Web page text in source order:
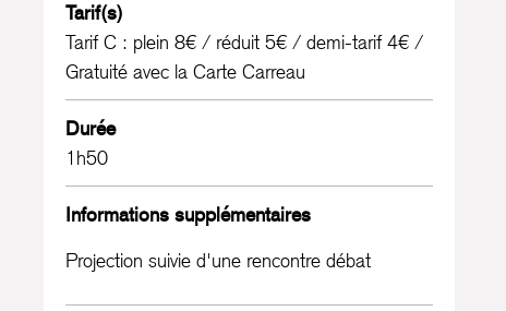
Tarif(s)
Tarif C : plein 8€ / réduit 5€ / demi-tarif 4€ /
Gratuité avec la Carte Carreau
Durée
1h50
Informations supplémentaires
Projection suivie d'une rencontre débat